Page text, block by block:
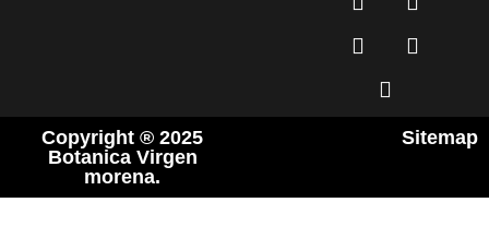
Copyright ® 2025
Botanica Virgen
morena.
Sitemap